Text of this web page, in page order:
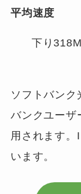
平均速度
下り
ソフトバンク
バンクユーザ
用されます。
います。